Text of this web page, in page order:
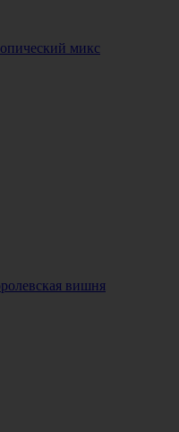
микс
вишня